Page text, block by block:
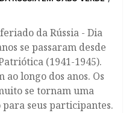
da Rússia - Dia
se passaram desde
(1941-1945).
longo dos anos. Os
se tornam uma
seus participantes.